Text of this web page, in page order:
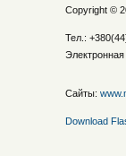
Copyright ©
Тел.:
Электронная
Сайты:
Download